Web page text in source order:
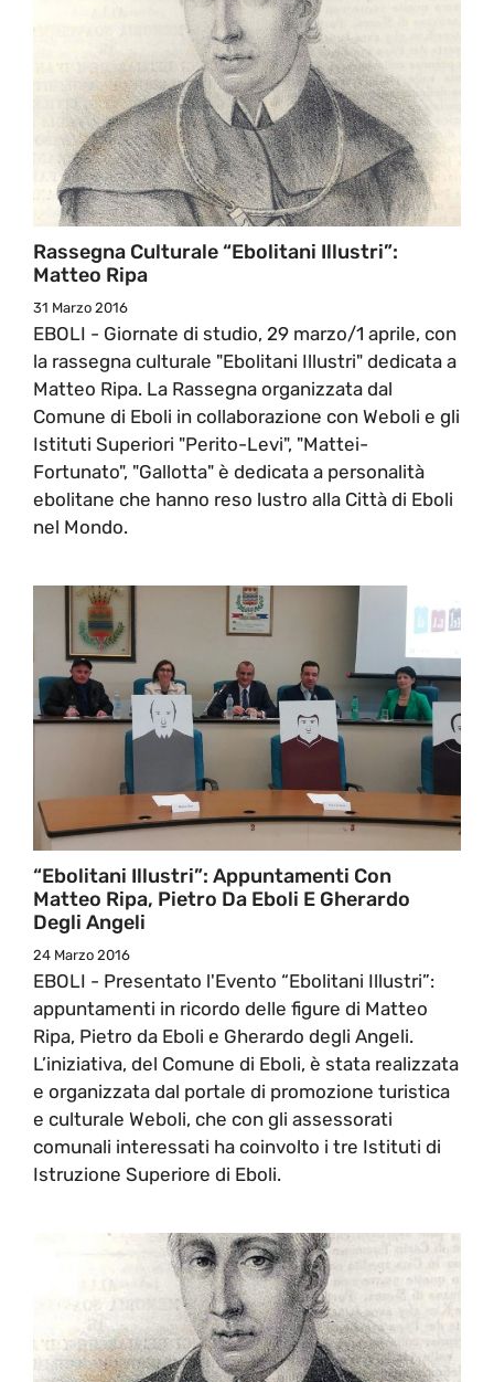
Rassegna Culturale “Ebolitani Illustri”:
Matteo Ripa
31 Marzo 2016
EBOLI - Giornate di studio, 29 marzo/1 aprile, con
la rassegna culturale "Ebolitani Illustri" dedicata a
Matteo Ripa. La Rassegna organizzata dal
Comune di Eboli in collaborazione con Weboli e gli
Istituti Superiori "Perito-Levi", "Mattei-
Fortunato", "Gallotta" è dedicata a personalità
ebolitane che hanno reso lustro alla Città di Eboli
nel Mondo.
“Ebolitani Illustri”: Appuntamenti Con
Matteo Ripa, Pietro Da Eboli E Gherardo
Degli Angeli
24 Marzo 2016
EBOLI - Presentato l'Evento “Ebolitani Illustri”:
appuntamenti in ricordo delle figure di Matteo
Ripa, Pietro da Eboli e Gherardo degli Angeli.
L’iniziativa, del Comune di Eboli, è stata realizzata
e organizzata dal portale di promozione turistica
e culturale Weboli, che con gli assessorati
comunali interessati ha coinvolto i tre Istituti di
Istruzione Superiore di Eboli.